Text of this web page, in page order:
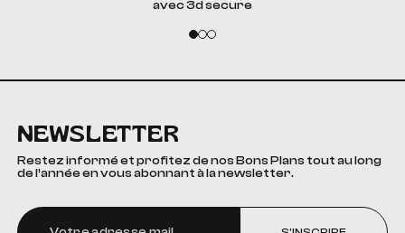
avec 3d secure
NEWSLETTER
Restez informé et profitez de nos Bons Plans tout au long
de l’année en vous abonnant à la newsletter.